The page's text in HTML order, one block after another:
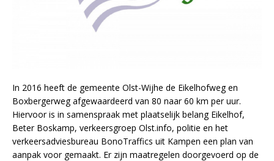
In 2016 heeft de gemeente Olst-Wijhe de Eikelhofweg en
Boxbergerweg afgewaardeerd van 80 naar 60 km per uur.
Hiervoor is in samenspraak met plaatselijk belang Eikelhof,
Beter Boskamp, verkeersgroep Olst.info, politie en het
verkeersadviesbureau BonoTraffics uit Kampen een plan van
aanpak voor gemaakt. Er zijn maatregelen doorgevoerd op de